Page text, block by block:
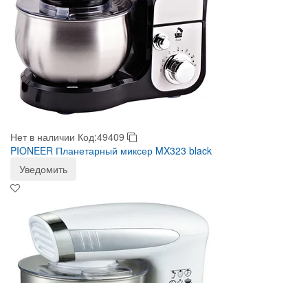
Нет в наличии Код:49409
PIONEER Планетарный миксер MX323 black
Уведомить